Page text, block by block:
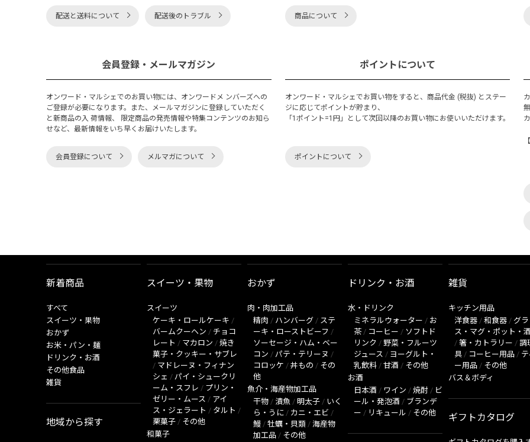
配送と送料について 配送後のトラブル 商品について
会員登録・メールマガジン
オンワード・マルシェでのお買い物には、オンワードメ ンバーズへの
ご登録が必要になります。また、メールマガジンに登録していただく
と新商品の入 荷情報、 限定商品の発売情報や特集コンテンツのお知ら
せなど、最新情報をいち早くお届けいたします。
会員登録について メルマガについて
ポイントについて
オンワード・マルシェでお買い物をすると、商品代金 (税抜) とステー
ジに応じてポイントが貯まり、
「1ポイント=1円」として次回以降のお買い物にお使いいただけます。
ポイントについて
新着商品
すべて
スイーツ・果物
おかず
お米・パン・麺
ドリンク・お酒
その他食品
雑貨
地域から探す
スイーツ・果物
スイーツ
ケーキ・ロールケーキ /
バームクーヘン / チョコ
レート / マカロン / 焼き
菓子・クッキー・サブレ
/ マドレーヌ・フィナン
シェ / パイ・シュークリ
ーム・スフレ / プリン・
ゼリー・ムース / アイ
ス・ジェラート / タルト /
栗菓子 / その他
和菓子
おかず
肉・肉加工品
精肉 / ハンバーグ / ステ
ーキ・ローストビーフ /
ソーセージ・ハム・ベー
コン / パテ・テリーヌ /
コロッケ / 丼もの / その
他
魚介・海産物加工品
干物 / 漬魚 / 明太子 / いく
ら・うに / カニ・エビ /
鰻 / 牡蠣・貝類 / 海産物
加工品 / その他
ドリンク・お酒
水・ドリンク
ミネラルウォーター / お
茶 / コーヒー / ソフトド
リンク / 野菜・フルーツ
ジュース / ヨーグルト・
乳飲料 / 甘酒 / その他
お酒
日本酒 / ワイン / 焼酎 / ビ
ール・発泡酒 / ブランデ
ー / リキュール / その他
雑貨
キッチン用品
洋食器 / 和食器 / グラ
ス・マグ・ポット・
/ 箸・カトラリー / 調
具 / コーヒー用品 /
ー用品 / その他
バス＆ボディ
ギフトカタログ